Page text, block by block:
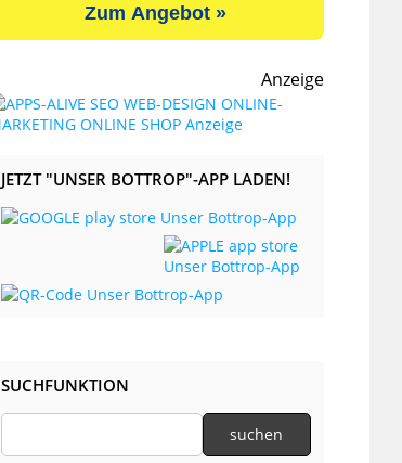
Zum Angebot »
Anzeige
JETZT "UNSER BOTTROP"-APP LADEN!
SUCHFUNKTION